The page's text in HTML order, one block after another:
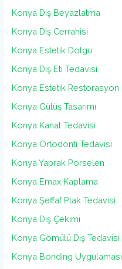
Konya Diş Beyazlatma
Konya Diş Cerrahisi
Konya Estetik Dolgu
Konya Diş Eti Tedavisi
Konya Estetik Restorasyon
Konya Gülüş Tasarımı
Konya Kanal Tedavisi
Konya Ortodonti Tedavisi
Konya Yaprak Porselen
Konya Emax Kaplama
Konya Şeffaf Plak Tedavisi
Konya Diş Çekimi
Konya Gömülü Diş Tedavisi
Konya Bonding Uygulaması